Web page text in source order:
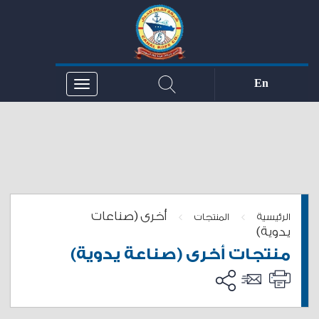
En
الرئيسية > المنتجات >
أخرى (صناعات
يدوية)
منتجات أخرى (صناعة يدوية)